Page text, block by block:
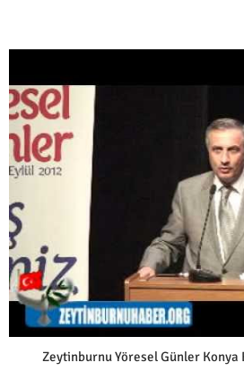
Zeytinburnu Yöresel Günler Konya